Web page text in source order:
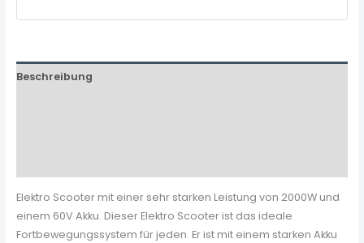
Beschreibung
Elektro Scooter mit einer sehr starken Leistung von 2000W und
einem 60V Akku. Dieser Elektro Scooter ist das ideale
Fortbewegungssystem für jeden. Er ist mit einem starken Akku